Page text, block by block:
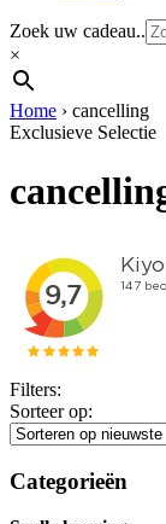
Zoek uw cadeau..
×
Home › cancelling
Exclusieve Selectie
Filters:
Sorteer op:
Categorieën